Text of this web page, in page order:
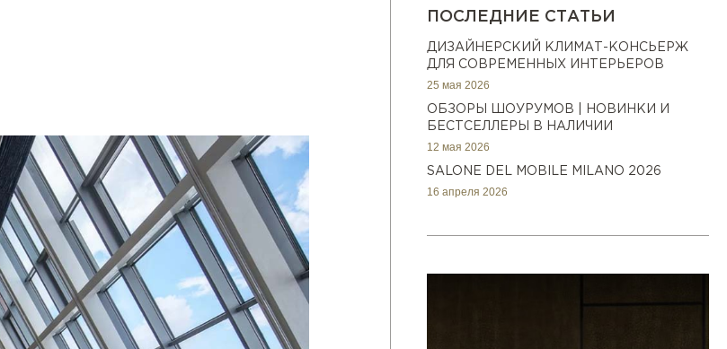
ПОСЛЕДНИЕ СТАТЬИ
ДИЗАЙНЕРСКИЙ КЛИМАТ-КОНСЬЕРЖ
ДЛЯ СОВРЕМЕННЫХ ИНТЕРЬЕРОВ
25 мая 2026
ОБЗОРЫ ШОУРУМОВ | НОВИНКИ И
БЕСТСЕЛЛЕРЫ В НАЛИЧИИ
12 мая 2026
SALONE DEL MOBILE MILANO 2026
16 апреля 2026